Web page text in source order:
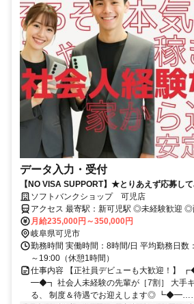
データ入力・受付
【NO VISA SUPPORT】★とりあえず応募し
短1週間で内定可！正社員デビューにオススメ★
ソフトバンクショップ 可児店
アクセス 最寄駅：新可児駅 ◎未経験歓迎
月給235,000円～350,000円
岐阜県可児市
勤務時間 実働時間：8時間/日 平均勤務日数
～19:00（休憩1時間）
仕事内容 【正社員デビューも大歓迎
━◆┓ 社会人未経験の先輩が［7割］ 大手
る、 制度＆待遇でお迎えします◎